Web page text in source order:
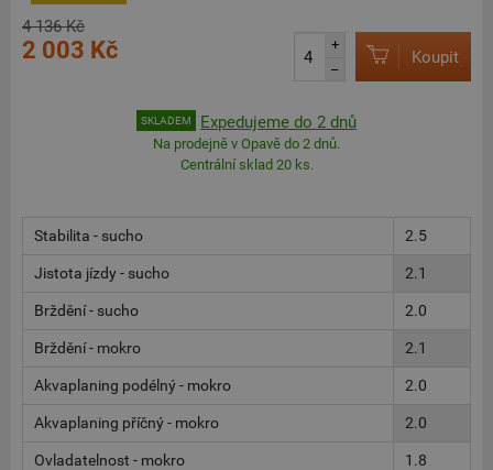
4 136 Kč
2 003 Kč
+
–
Koupit
SKLADEM Expedujeme do 2 dnů
Na prodejně v Opavě do 2 dnů.
Centrální sklad 20 ks.
Stabilita - sucho 2.5
Jistota jízdy - sucho 2.1
Brždění - sucho 2.0
Brždění - mokro 2.1
Akvaplaning podélný - mokro 2.0
Akvaplaning příčný - mokro 2.0
Ovladatelnost - mokro 1.8